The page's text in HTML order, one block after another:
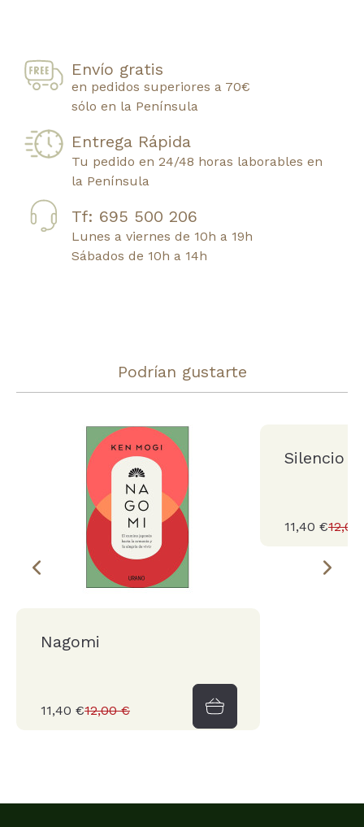
Envío gratis
en pedidos superiores a 70€
sólo en la Península
Entrega Rápida
Tu pedido en 24/48 horas laborables en
la Península
Tf: 695 500 206
Lunes a viernes de 10h a 19h
Sábados de 10h a 14h
Podrían gustarte
Nagomi
11,40 €12,00 €
Silencio
11,40 €